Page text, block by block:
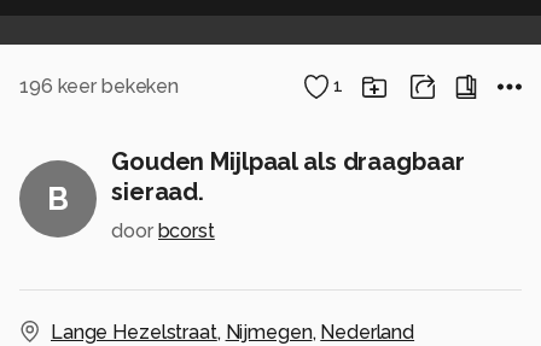
196 keer bekeken 1
B
Gouden Mijlpaal als draagbaar
sieraad.
door bcorst
Lange Hezelstraat, Nijmegen, Nederland